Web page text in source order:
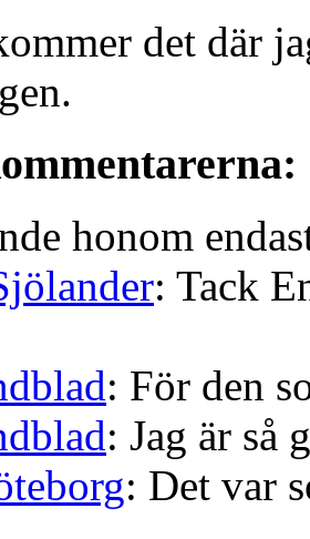
det där
honom
: Tack
: För den
: Jag är så
: Det var